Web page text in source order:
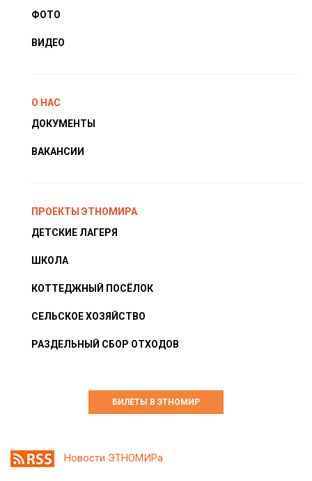
ФОТО
ВИДЕО
О НАС
ДОКУМЕНТЫ
ВАКАНСИИ
ПРОЕКТЫ ЭТНОМИРА
ДЕТСКИЕ ЛАГЕРЯ
ШКОЛА
КОТТЕДЖНЫЙ ПОСЁЛОК
СЕЛЬСКОЕ ХОЗЯЙСТВО
РАЗДЕЛЬНЫЙ СБОР ОТХОДОВ
БИЛЕТЫ В ЭТНОМИР
Новости ЭТНОМИРа